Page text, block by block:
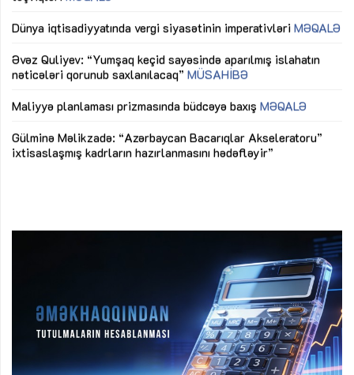
Dünya iqtisadiyyatında vergi siyasətinin imperativləri MƏQALƏ
Əvəz Quliyev: “Yumşaq keçid sayəsində aparılmış islahatın
nəticələri qorunub saxlanılacaq”MÜSAHİBƏ
Maliyyə planlaması prizmasında büdcəyə baxış MƏQALƏ
Gülminə Məlikzadə: “Azərbaycan Bacarıqlar Akseleratoru”
ixtisaslaşmış kadrların hazırlanmasını hədəfləyir”